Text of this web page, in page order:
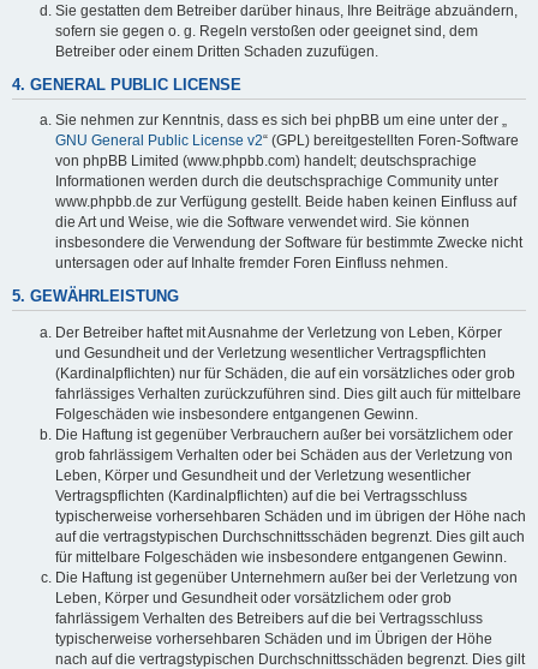
Sie gestatten dem Betreiber darüber hinaus, Ihre Beiträge abzuändern,
sofern sie gegen o. g. Regeln verstoßen oder geeignet sind, dem
Betreiber oder einem Dritten Schaden zuzufügen.
4. GENERAL PUBLIC LICENSE
Sie nehmen zur Kenntnis, dass es sich bei phpBB um eine unter der „
GNU General Public License v2“ (GPL) bereitgestellten Foren-Software
von phpBB Limited (www.phpbb.com) handelt; deutschsprachige
Informationen werden durch die deutschsprachige Community unter
www.phpbb.de zur Verfügung gestellt. Beide haben keinen Einfluss auf
die Art und Weise, wie die Software verwendet wird. Sie können
insbesondere die Verwendung der Software für bestimmte Zwecke nicht
untersagen oder auf Inhalte fremder Foren Einfluss nehmen.
5. GEWÄHRLEISTUNG
Der Betreiber haftet mit Ausnahme der Verletzung von Leben, Körper
und Gesundheit und der Verletzung wesentlicher Vertragspflichten
(Kardinalpflichten) nur für Schäden, die auf ein vorsätzliches oder grob
fahrlässiges Verhalten zurückzuführen sind. Dies gilt auch für mittelbare
Folgeschäden wie insbesondere entgangenen Gewinn.
Die Haftung ist gegenüber Verbrauchern außer bei vorsätzlichem oder
grob fahrlässigem Verhalten oder bei Schäden aus der Verletzung von
Leben, Körper und Gesundheit und der Verletzung wesentlicher
Vertragspflichten (Kardinalpflichten) auf die bei Vertragsschluss
typischerweise vorhersehbaren Schäden und im übrigen der Höhe nach
auf die vertragstypischen Durchschnittsschäden begrenzt. Dies gilt auch
für mittelbare Folgeschäden wie insbesondere entgangenen Gewinn.
Die Haftung ist gegenüber Unternehmern außer bei der Verletzung von
Leben, Körper und Gesundheit oder vorsätzlichem oder grob
fahrlässigem Verhalten des Betreibers auf die bei Vertragsschluss
typischerweise vorhersehbaren Schäden und im Übrigen der Höhe
nach auf die vertragstypischen Durchschnittsschäden begrenzt. Dies gilt